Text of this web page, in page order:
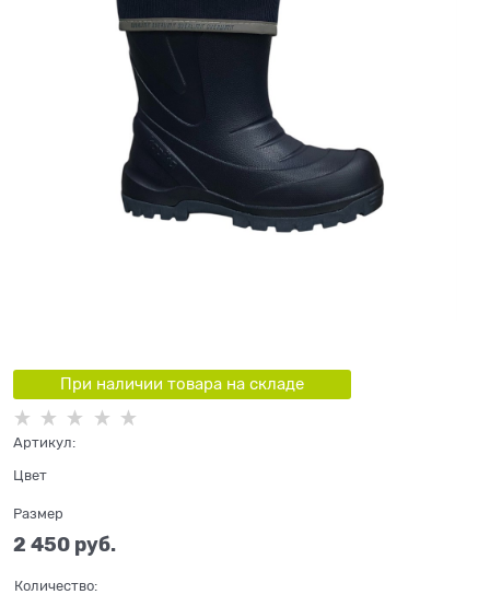
При наличии товара на складе
Артикул:
Цвет
Размер
2 450 руб.
Количество: